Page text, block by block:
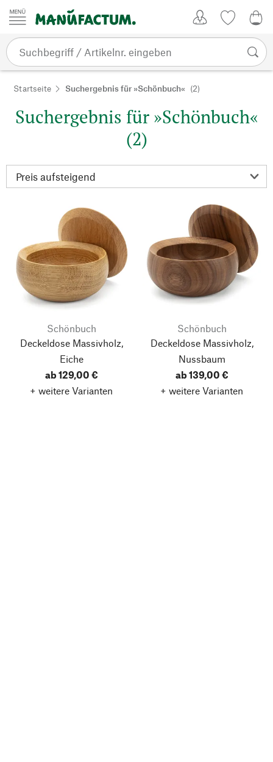
Zum Inhalt springen
Startseite Suchergebnis für »Schönbuch« (2)
Suchergebnis für »Schönbuch«
(2)
Schönbuch
Deckeldose Massivholz,
Eiche
ab 129,00 €
+ weitere Varianten
Schönbuch
Deckeldose Massivholz,
Nussbaum
ab 139,00 €
+ weitere Varianten